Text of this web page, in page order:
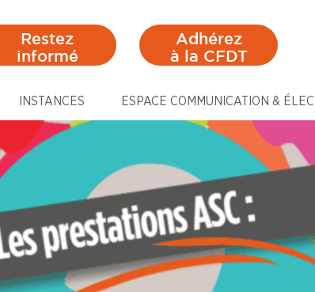
Restez
informé
Adhérez
à la CFDT
INSTANCES ESPACE COMMUNICATION &